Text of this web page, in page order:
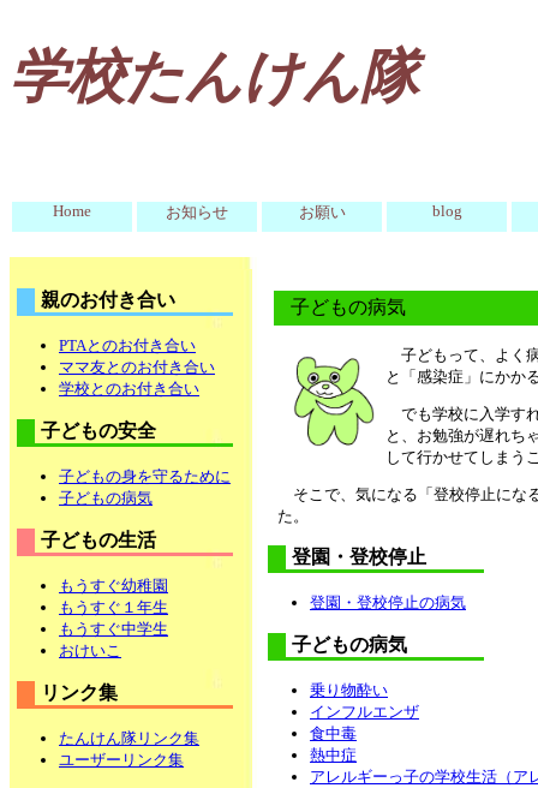
学校たんけん隊
Home お知らせ お願い blog
親のお付き合い
PTAとのお付き合い
ママ友とのお付き合い
学校とのお付き合い
子どもの安全
子どもの身を守るために
子どもの病気
子どもの生活
もうすぐ幼稚園
もうすぐ１年生
もうすぐ中学生
おけいこ
リンク集
たんけん隊リンク集
ユーザーリンク集
子どもの病気
子どもって、よく
と「感染症」にかか
でも学校に入学す
と、お勉強が遅れち
して行かせてしまう
そこで、気になる「登校停止にな
た。
登園・登校停止
登園・登校停止の病気
子どもの病気
乗り物酔い
インフルエンザ
食中毒
熱中症
アレルギーっ子の学校生活（ア